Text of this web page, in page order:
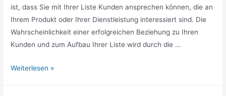
ist, dass Sie mit Ihrer Liste Kunden ansprechen können, die an
Ihrem Produkt oder Ihrer Dienstleistung interessiert sind. Die
Wahrscheinlichkeit einer erfolgreichen Beziehung zu Ihren
Kunden und zum Aufbau Ihrer Liste wird durch die …
Die
Weiterlesen »